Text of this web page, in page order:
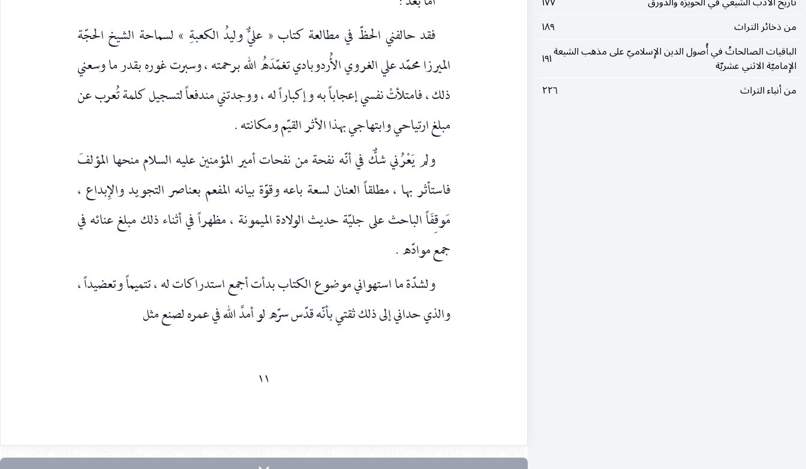
من ذخائر التراث
١٨٩
الباقيات الصالحاتُ في أُصول الدين الإِسلاميّ على مذهب الشيعة
الإِماميّة الاثني عشريّة
١٩١
من أنباء التراث
٢٢٦
فقد حالفني الحظّ في مطالعة كتاب « عليٌّ وليدُ الكعبةِ » لسماحة الشيخ الحجّة
الميرزا محمّد علي الغروي الأُردوبادي تغمّدَهُ الله برحمته ، وسبرت غوره بقدر ما وسعني
ذلك ، فامتلأتْ نفسي إعجاباً به وإكباراً له ، ووجدتني مندفعاً لتسجيل كلمة تُعرب عن
مبلغ ارتياحي وابتهاجي بهذا الأثر القيّم ومكانته .
ولم يَعْرُني شكٌّ في أنّه نفحة من نفحات أمير المؤمنين عليه السلام منحها المؤلفَ
فاستأثر بها ، مطلقاً العنان لسعة باعه وقوّة بيانه المفعم بعناصر التجويد والإِبداع ،
مَوقِفَاً الباحث على جليّة حديث الولادة الميمونة ، مظهراً في أثناء ذلك مبلغ عنائه في
جمع موادّه .
ولشدّة ما استهواني موضوع الكتاب بدأت أجمع استدراكات له ، تتميماً وتعضيداً ،
والذي حداني إلى ذلك ثقتي بأنّه قدّس سرّه لو أمدَّ الله في عمره لصنع مثل
١١